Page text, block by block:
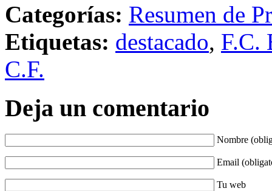
Categorías: Resumen de
Etiquetas: destacado, F.C.
C.F.
Deja un comentario
Nombre
Email
Tu web